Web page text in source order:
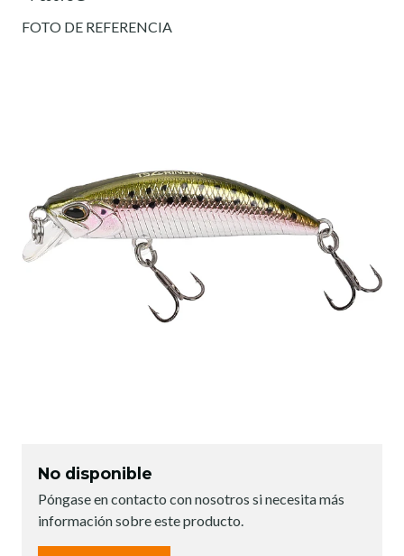
FOTO DE REFERENCIA
No disponible
Póngase en contacto con nosotros si necesita más
información sobre este producto.